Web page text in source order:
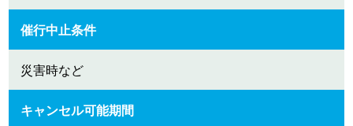
催行中止条件
災害時など
キャンセル可能期間